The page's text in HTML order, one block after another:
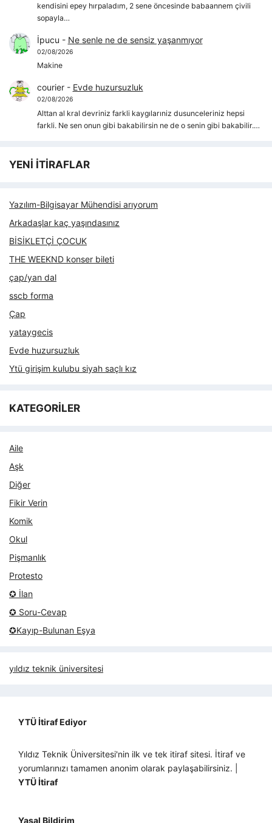
kendisini epey hırpaladım, 2 sene öncesinde babaannem çivili
sopayla…
İpucu - Ne senle ne de sensiz yaşanmıyor
02/08/2026
Makine
courier- Evde huzursuzluk
02/08/2026
Alttan al kral devriniz farkli kaygılarıniz dusunceleriniz hepsi
farkli. Ne sen onun gibi bakabilirsin ne de o senin gibi bakabilir.…
YENİ İTİRAFLAR
Yazılım-Bilgisayar Mühendisi arıyorum
Arkadaşlar kaç yaşındasınız
BİSİKLETÇİ ÇOCUK
THE WEEKND konser bileti
çap/yan dal
sscb forma
Çap
yataygecis
Evde huzursuzluk
Ytü girişim kulubu siyah saçlı kız
KATEGORİLER
Aile
Aşk
Diğer
Fikir Verin
Komik
Okul
Pişmanlık
Protesto
✪ İlan
✪ Soru-Cevap
✪Kayıp-Bulunan Eşya
yıldız teknik üniversitesi
YTÜ İtiraf Ediyor
Yıldız Teknik Üniversitesi'nin ilk ve tek itiraf sitesi. İtiraf ve
yorumlarınızı tamamen anonim olarak paylaşabilirsiniz. |
YTÜ İtiraf
Yasal Bildirim